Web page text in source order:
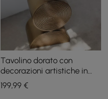
Tavolino dorato con
decorazioni artistiche in
metallo 14"
199,99€